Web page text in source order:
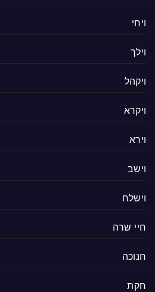
ויחי
וילך
ויקהל
ויקרא
וירא
וישב
וישלח
חיי שרה
חנוכה
חקת